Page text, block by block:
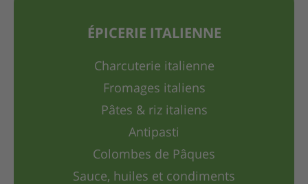
ÉPICERIE ITALIENNE
Charcuterie italienne
Fromages italiens
Pâtes & riz italiens
Antipasti
Colombes de Pâques
Sauce, huiles et condiments